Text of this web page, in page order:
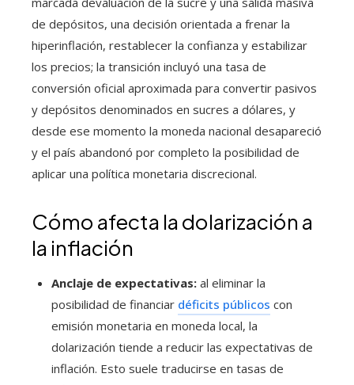
de depósitos, una decisión orientada a frenar la
hiperinflación, restablecer la confianza y estabilizar
los precios; la transición incluyó una tasa de
conversión oficial aproximada para convertir pasivos
y depósitos denominados en sucres a dólares, y
desde ese momento la moneda nacional desapareció
y el país abandonó por completo la posibilidad de
aplicar una política monetaria discrecional.
Cómo afecta la dolarización a
la inflación
Anclaje de expectativas: al eliminar la
posibilidad de financiar déficits públicos con
emisión monetaria en moneda local, la
dolarización tiende a reducir las expectativas de
inflación. Esto suele traducirse en tasas de